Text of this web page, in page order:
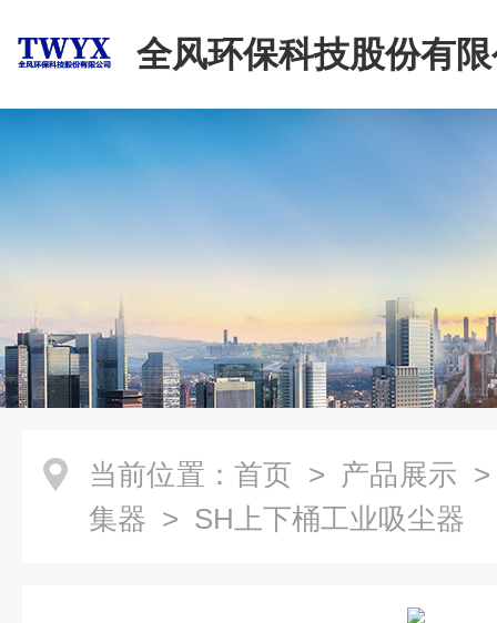
全风环保科技股份有
当前位置： 首页 > 产品展示
集器 > SH上下桶工业吸尘器